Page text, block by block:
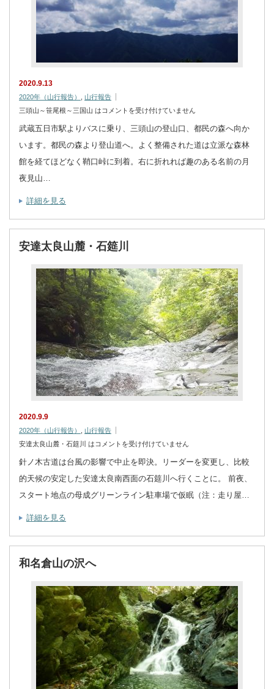
2020.9.13
2020年（山行報告）
山行報告
三頭山～笹尾根～三国山 は コメントを受け付けていません
武蔵五日市駅よりバスに乗り、三頭山の登山口、都民の森へ向か
います。都民の森より登山道へ。よく整備された道は立派な森林
館を経てほどなく鞘口峠に到着。右に折れれば趣のある名前の月
夜見山…
詳細を見る
安達太良山麓・石筵川
2020.9.9
2020年（山行報告）
山行報告
安達太良山麓・石筵川 は コメントを受け付けていません
針ノ木古道は台風の影響で中止を即決。リーダーを変更し、比較
的天候の安定した安達太良南西面の石筵川へ行くことに。 前夜、
スタート地点の母成グリーンライン駐車場で仮眠（注：走り屋…
詳細を見る
和名倉山の沢へ